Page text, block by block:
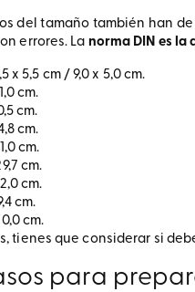
del tamaño también han
errores. La norma DIN es la
x 5,5 cm / 9,0 x 5,0 cm.
cm.
cm.
cm.
cm.
cm.
cm.
cm.
cm.
tienes que considerar si
para